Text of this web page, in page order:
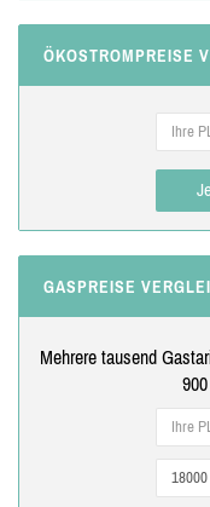
ÖKOSTROMPREISE
GASPREISE
Mehrere tausend